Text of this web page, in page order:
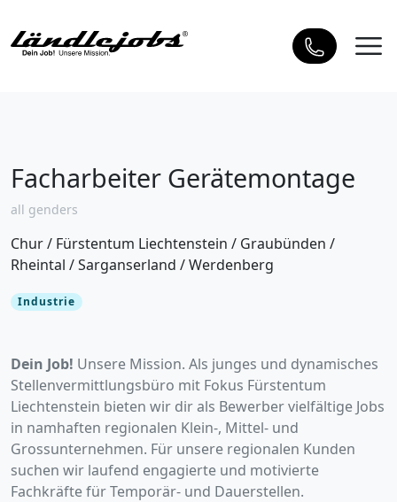
Facharbeiter Gerätemontage
all genders
Chur/ Fürstentum Liechtenstein / Graubünden /
Rheintal /Sarganserland /Werdenberg
Industrie
Dein Job! Unsere Mission. Als junges und dynamisches
Stellenvermittlungsbüro mit Fokus Fürstentum
Liechtenstein bieten wir dir als Bewerber vielfältige Jobs
in namhaften regionalen Klein-, Mittel- und
Grossunternehmen. Für unsere regionalen Kunden
suchen wir laufend engagierte und motivierte
Fachkräfte für Temporär- und Dauerstellen.